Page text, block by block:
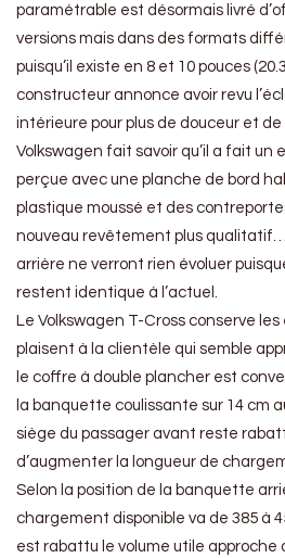
paramétrable est désormais livré
versions mais dans des formats
puisqu’il existe en 8 et 10 pouces
constructeur annonce avoir revu
intérieure pour plus de douceur et de
Volkswagen fait savoir qu’il a fait un
perçue avec une planche de bord
plastique moussé et des
nouveau revêtement plus
arrière ne verront rien évoluer
restent identique à l’actuel.
Le Volkswagen T-Cross conserve
plaisent à la clientèle qui semble
le coffre à double plancher est
la banquette coulissante sur 14 cm
siège du passager avant reste
d’augmenter la longueur de
Selon la position de la banquette
chargement disponible va de 385 à
est rabattu le volume utile approche